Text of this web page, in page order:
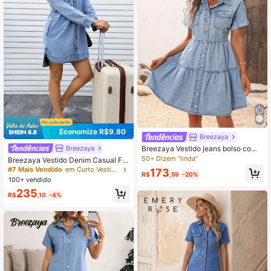
Economize R$9,80
Breezaya
Breezaya Vestido Denim Casual Fe
minino com Botões na Frente e Lav
agem
#7 Mais Vendido
em Curto Vestidos Femininos Jeans
100+ vendido
R$235 ,10 -4%
Breezaya
Breezaya Vestido jeans bolso com
aba bainha com babado
50+ Dizem "linda"
R$173,59 -20%